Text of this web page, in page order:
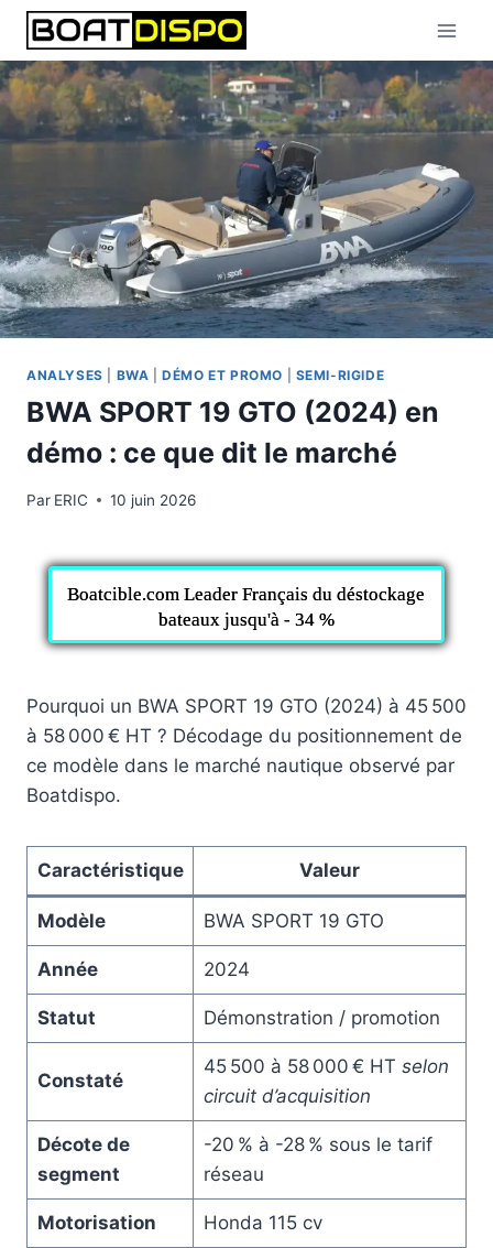
Aller
contenu
ANALYSES BWA |DÉMO ET PROMO SEMI-RIGIDE
BWA SPORT 19 GTO (2024) en
démo : ce que dit le marché
Par ERIC 10 juin 2026
Boatcible.com Leader Français du déstockage
bateaux jusqu'à - 34 %
Pourquoi un BWA SPORT 19 GTO (2024) à 45 500
à 58 000 € HT ? Décodage du positionnement de
ce modèle dans le marché nautique observé par
Boatdispo.
Caractéristique Valeur
Modèle BWA SPORT 19 GTO
Année 2024
Statut Démonstration / promotion
Constaté
45 500 à 58 000 € HT selon
circuit d’acquisition
Décote de
segment
-20 % à -28 % sous le tarif
réseau
Motorisation Honda 115 cv